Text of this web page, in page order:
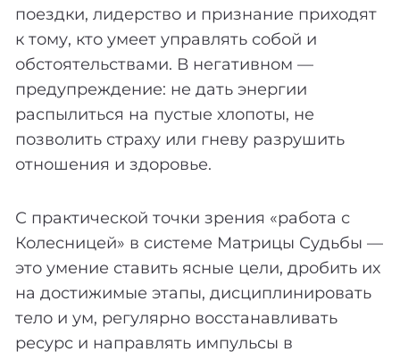
поездки, лидерство и признание приходят
к тому, кто умеет управлять собой и
обстоятельствами. В негативном —
предупреждение: не дать энергии
распылиться на пустые хлопоты, не
позволить страху или гневу разрушить
отношения и здоровье.
С практической точки зрения «работа с
Колесницей» в системе Матрицы Судьбы —
это умение ставить ясные цели, дробить их
на достижимые этапы, дисциплинировать
тело и ум, регулярно восстанавливать
ресурс и направлять импульсы в